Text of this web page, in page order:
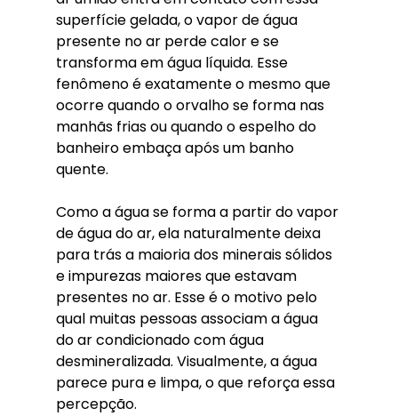
superfície gelada, o vapor de água
presente no ar perde calor e se
transforma em água líquida. Esse
fenômeno é exatamente o mesmo que
ocorre quando o orvalho se forma nas
manhãs frias ou quando o espelho do
banheiro embaça após um banho
quente.
Como a água se forma a partir do vapor
de água do ar, ela naturalmente deixa
para trás a maioria dos minerais sólidos
e impurezas maiores que estavam
presentes no ar. Esse é o motivo pelo
qual muitas pessoas associam a água
do ar condicionado com água
desmineralizada. Visualmente, a água
parece pura e limpa, o que reforça essa
percepção.